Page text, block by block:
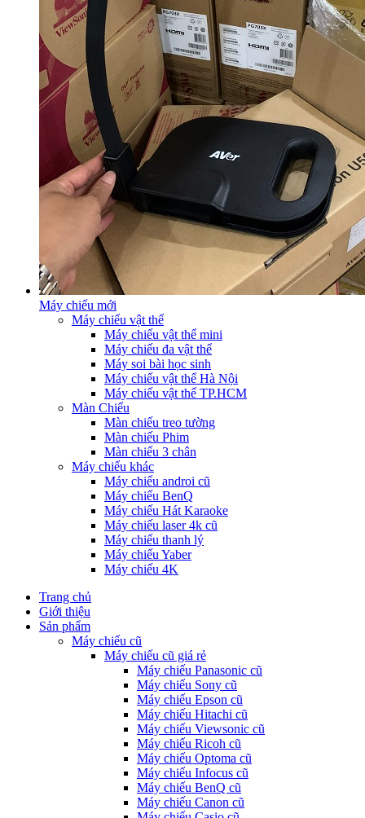
Máy chiếu mới
Máy chiếu vật thể
Máy chiếu vật thể mini
Máy chiếu đa vật thể
Máy soi bài học sinh
Máy chiếu vật thể Hà Nội
Máy chiếu vật thể TP.HCM
Màn Chiếu
Màn chiếu treo tường
Màn chiếu Phim
Màn chiếu 3 chân
Máy chiếu khác
Máy chiếu androi cũ
Máy chiếu BenQ
Máy chiếu Hát Karaoke
Máy chiếu laser 4k cũ
Máy chiếu thanh lý
Máy chiếu Yaber
Máy chiếu 4K
Trang chủ
Giới thiệu
Sản phẩm
Máy chiếu cũ
Máy chiếu cũ giá rẻ
Máy chiếu Panasonic cũ
Máy chiếu Sony cũ
Máy chiếu Epson cũ
Máy chiếu Hitachi cũ
Máy chiếu Viewsonic cũ
Máy chiếu Ricoh cũ
Máy chiếu Optoma cũ
Máy chiếu Infocus cũ
Máy chiếu BenQ cũ
Máy chiếu Canon cũ